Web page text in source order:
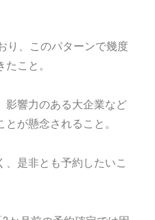
り、このパターンで幾度
こと。
影響力のある大企業など
が懸念されること。
是非とも予約したいこ